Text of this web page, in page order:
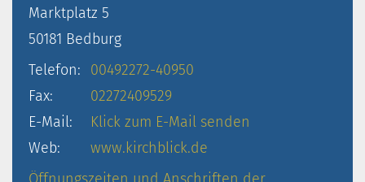
Marktplatz 5
50181 Bedburg
Telefon:
00492272-40950
Fax:
02272409529
E-Mail:
Klick zum E-Mail senden
Web:
www.kirchblick.de